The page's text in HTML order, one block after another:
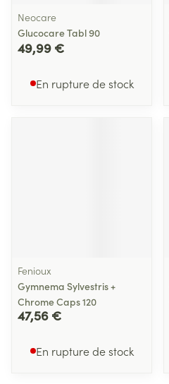
Neocare
Glucocare Tabl 90
49,99 €
En rupture de stock
Fenioux
Gymnema Sylvestris +
Chrome Caps 120
47,56 €
En rupture de stock